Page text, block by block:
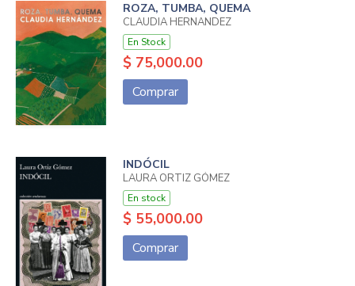
ROZA, TUMBA, QUEMA
CLAUDIA HERNANDEZ
En Stock
$ 75,000.00
Comprar
INDÓCIL
LAURA ORTIZ GÓMEZ
En stock
$ 55,000.00
Comprar